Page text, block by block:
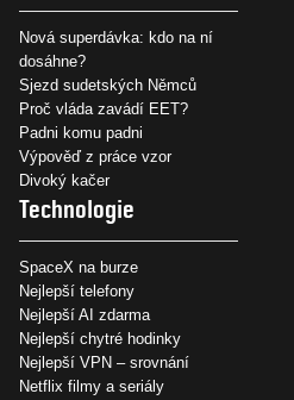
Nová superdávka: kdo na ní
dosáhne?
Sjezd sudetských Němců
Proč vláda zavádí EET?
Padni komu padni
Výpověď z práce vzor
Divoký kačer
Technologie
SpaceX na burze
Nejlepší telefony
Nejlepší AI zdarma
Nejlepší chytré hodinky
Nejlepší VPN – srovnání
Netflix filmy a seriály